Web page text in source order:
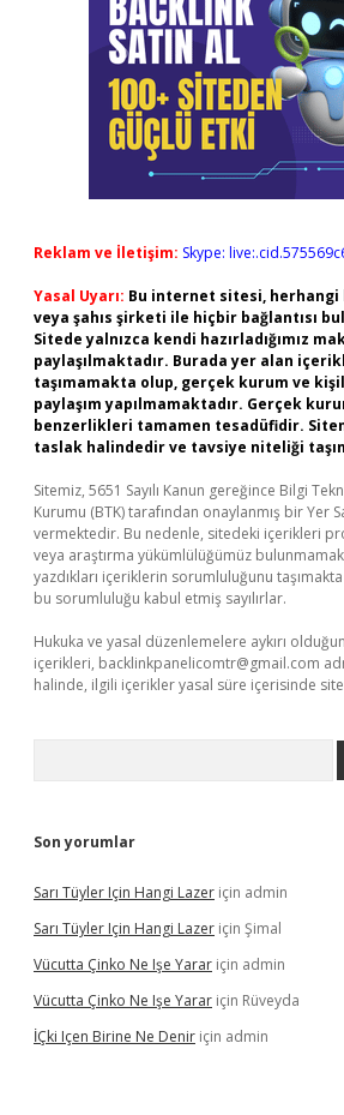
Reklam ve İletişim: Skype:
Yasal Uyarı: Bu internet sitesi,
veya şahıs şirketi ile hiçbir bağlantısı
Sitede yalnızca kendi hazırladığımız
paylaşılmaktadır. Burada yer alan
taşımamakta olup, gerçek kurum ve
paylaşım yapılmamaktadır. Gerçek
benzerlikleri tamamen tesadüfidir.
taslak halindedir ve tavsiye niteliği
Sitemiz, 5651 Sayılı Kanun gereğince Bilgi
Kurumu (BTK) tarafından onaylanmış bir Yer
vermektedir. Bu nedenle, sitedeki içerikleri
veya araştırma yükümlülüğümüz
yazdıkları içeriklerin sorumluluğunu
bu sorumluluğu kabul etmiş sayılırlar.
Hukuka ve yasal düzenlemelere aykırı
içerikleri, backlinkpanelicomtr@gmail.com
halinde, ilgili içerikler yasal süre içerisinde
Son yorumlar
Sarı Tüyler Için Hangi Lazer için admin
Sarı Tüyler Için Hangi Lazer için Şimal
Vücutta Çinko Ne Işe Yarar için admin
Vücutta Çinko Ne Işe Yarar için Rüveyda
İÇki Içen Birine Ne Denir için admin